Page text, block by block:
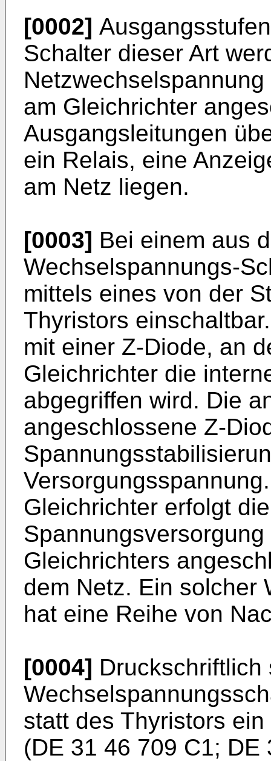
[0002]
Schalter dieser Art
am Gleichrichter
Ausgangsleitungen
ein Relais, eine
am Netz liegen.
[0003] Bei einem aus
Wechselspannungs-­
mittels eines von der
Thyristors
mit einer Z-Diode, an
Gleichrichter die
abgegriffen wird. Die
angeschlossene Z-
Gleichrichter erfolgt
Gleichrichters
dem Netz. Ein solcher
hat eine Reihe von
[0004]
statt des Thyristors
(DE 31 46 709 C1; DE